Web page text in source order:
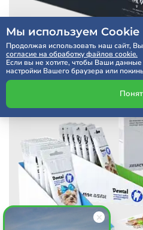
Мы используем Cookie
Продолжая использовать наш сайт,
согласие на обработку файлов cookie.
Если вы не хотите, чтобы Ваши
настройки Вашего браузера или